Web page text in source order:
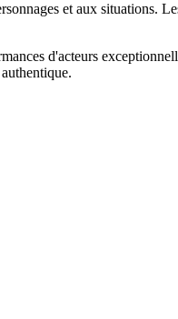
et aux situations.
d'acteurs